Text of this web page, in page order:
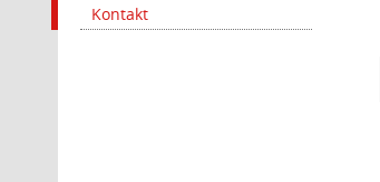
Kontakt